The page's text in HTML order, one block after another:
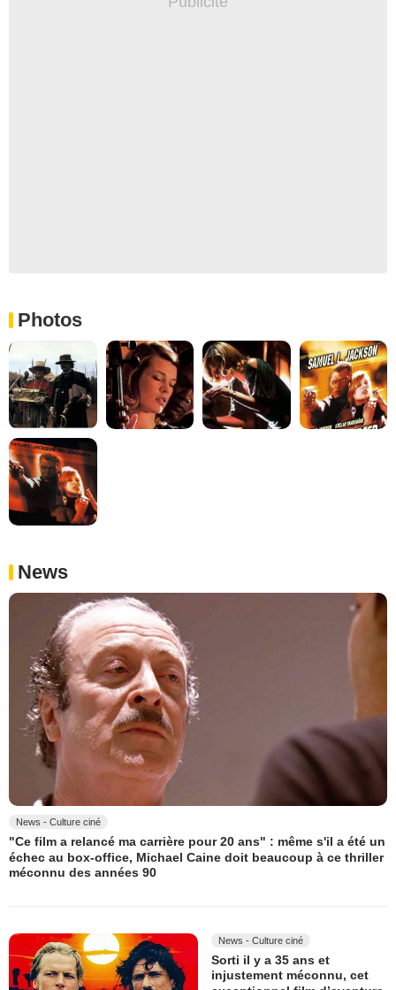
Photos
News
News - Culture ciné
"Ce film a relancé ma carrière pour 20 ans" : même s'il a été un
échec au box-office, Michael Caine doit beaucoup à ce thriller
méconnu des années 90
News - Culture ciné
Sorti il y a 35 ans et
injustement méconnu, cet